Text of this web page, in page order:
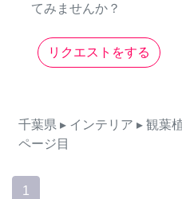
てみませんか？
リクエストをする
千葉県 ▸ インテリア ▸ 観葉
ページ目
1